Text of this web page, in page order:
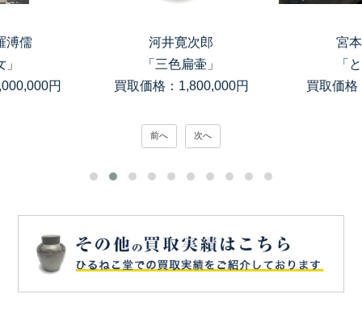
溥儒
円
河井寛次郎
「三色扁壷」
買取価格：1,800,000円
宮
「
買取価格
前へ 次へ